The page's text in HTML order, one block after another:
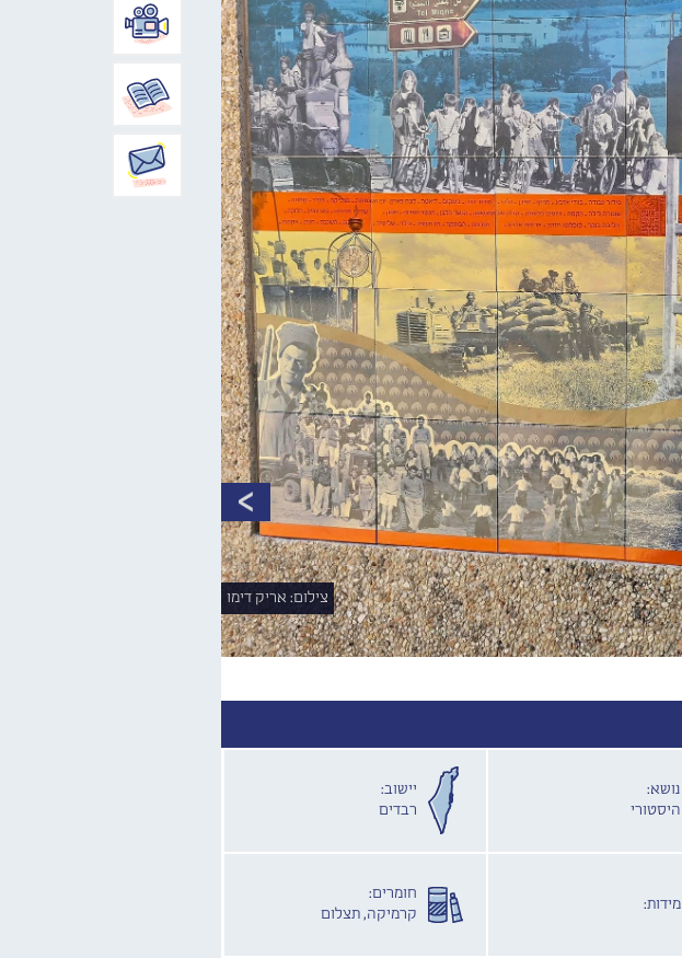
צילום: אריק דימו
נושא:
היסטורי
יישוב:
רבדים
מידות:
חומרים:
קרמיקה, תצלום